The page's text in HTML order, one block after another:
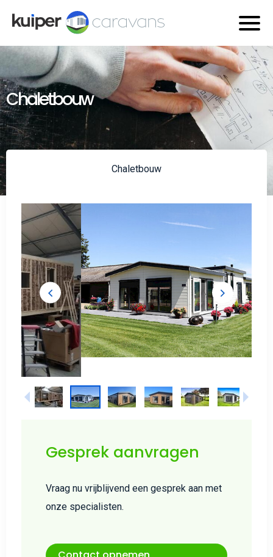
Chaletbouw
Chaletbouw
onze specialisten.